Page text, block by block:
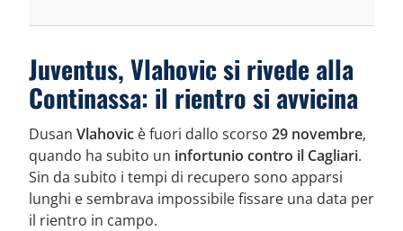
Juventus, Vlahovic si rivede alla
Continassa: il rientro si avvicina
Dusan Vlahovic è fuori dallo scorso 29 novembre,
quando ha subito un infortunio contro il Cagliari.
Sin da subito i tempi di recupero sono apparsi
lunghi e sembrava impossibile fissare una data per
il rientro in campo.